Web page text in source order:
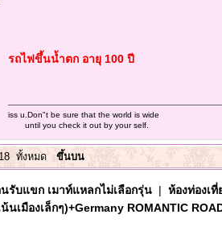
รถไฟขึ้นน้ำตก อายุ 100 ปี
iss u.Don"t be sure that the world is wide
until you check it out by your self.
ทั้งหมด ขึ้นบน
นรับแขก เมาท์แหลกไม่เลือกรุ่น| ห้องท่องเ
เมืองเล็กๆ)+Germany ROMANTIC